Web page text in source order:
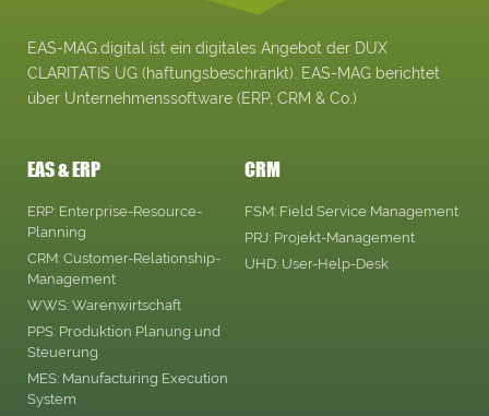
EAS-MAG.digital ist ein digitales Angebot der DUX
CLARITATIS UG (haftungsbeschränkt). EAS-MAG berichtet
über Unternehmenssoftware (ERP, CRM & Co.)
EAS & ERP
ERP: Enterprise-Resource-
Planning
CRM: Customer-Relationship-
Management
WWS: Warenwirtschaft
PPS: Produktion Planung und
Steuerung
MES: Manufacturing Execution
System
CRM
FSM: Field Service Management
PRJ: Projekt-Management
UHD: User-Help-Desk